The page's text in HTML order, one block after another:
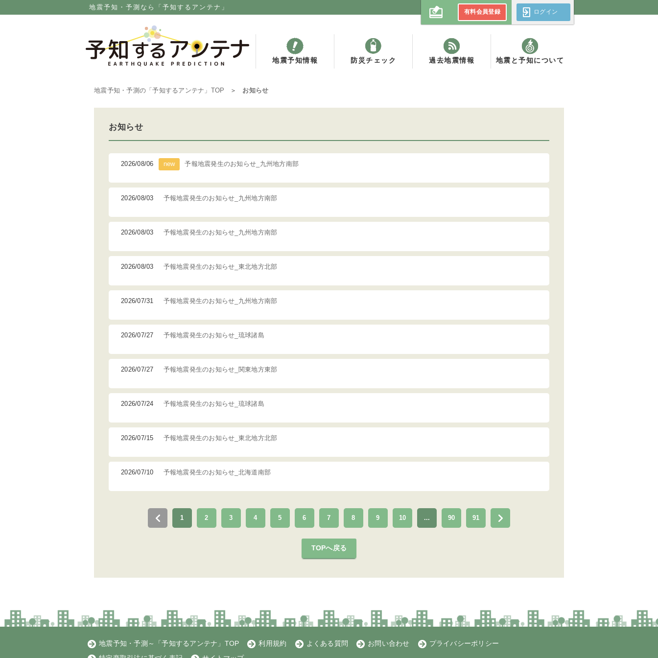
地震予知・予測なら「予知するアンテナ」
地震予知情報 防災チェック 過去地震情報 地震と予知について
有料会員登録 ログイン
地震予知・予測の「予知するアンテナ」 TOP お知らせ
お知らせ
2026/08/06 予報地震発生のお知らせ_九州地方南部
2026/08/03 予報地震発生のお知らせ_九州地方南部
2026/08/03 予報地震発生のお知らせ_九州地方南部
2026/08/03 予報地震発生のお知らせ_東北地方北部
2026/07/31 予報地震発生のお知らせ_九州地方南部
2026/07/27 予報地震発生のお知らせ_琉球諸島
2026/07/27 予報地震発生のお知らせ_関東地方東部
2026/07/24 予報地震発生のお知らせ_琉球諸島
2026/07/15 予報地震発生のお知らせ_東北地方北部
2026/07/10 予報地震発生のお知らせ_北海道南部
1 2 3 4 5 6 7 8 9 10 ... 90 91
TOPへ戻る
地震予知・予測～「予知するアンテナ」TOP 利用規約 よくある質問 お問い合わせ
プライバシーポリシー